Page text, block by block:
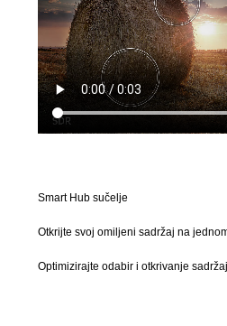
Smart Hub sučelje
Otkrijte svoj omiljeni sadržaj na
Optimizirajte odabir i otkrivanje